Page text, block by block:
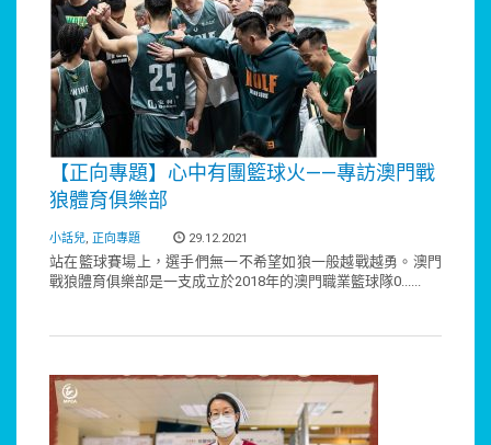
【正向專題】心中有團籃球火——專訪澳門戰
狼體育俱樂部
小話兒, 正向專題 29.12.2021
站在籃球賽場上，選手們無一不希望如狼一般越戰越勇。澳門
戰狼體育俱樂部是一支成立於2018年的澳門職業籃球隊0......